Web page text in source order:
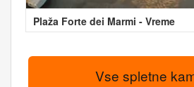
Plaža Forte dei Marmi - Vreme
Vse spletne